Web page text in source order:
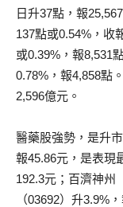
日升37點，報
137點或0.54%，收
或0.39%，報8,531
0.78%，報4,858點
2,596億元。
醫藥股強勢，是升
報45.86元，是表現
192.3元；百濟神州
（03692）升3.9%